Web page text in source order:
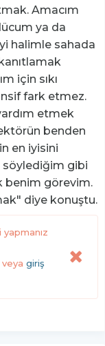
Amacım
ya da
halimle sahada
için sıkı
fark etmez.
etmek
benden
en iyisini
söylediğim gibi
benim görevim.
diye konuştu.
veya giriş